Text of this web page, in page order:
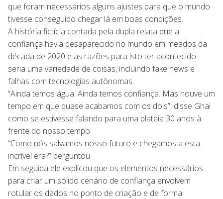
que foram necessários alguns ajustes para que o mundo
tivesse conseguido chegar lá em boas condições.
A história fictícia contada pela dupla relata que a
confiança havia desaparecido no mundo em meados da
década de 2020 e as razões para isto ter acontecido
seria uma variedade de coisas, incluindo fake news e
falhas com tecnologias autônomas.
“Ainda temos água. Ainda temos confiança. Mas houve um
tempo em que quase acabamos com os dois”, disse Ghai
como se estivesse falando para uma plateia 30 anos à
frente do nosso tempo.
“Como nós salvamos nosso futuro e chegamos a esta
incrível era?” perguntou
Em seguida ele explicou que os elementos necessários
para criar um sólido cenário de confiança envolvem
rotular os dados no ponto de criação e de forma